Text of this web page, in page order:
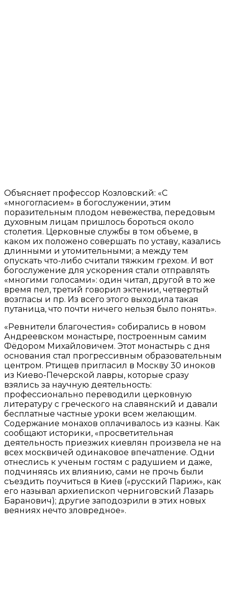
Объясняет профессор Козловский: «С
«многогласием» в богослужении, этим
поразительным плодом невежества, передовым
духовным лицам пришлось бороться около
столетия. Церковные службы в том объеме, в
каком их положено совершать по уставу, казались
длинными и утомительными; а между тем
опускать что-либо считали тяжким грехом. И вот
богослужение для ускорения стали отправлять
«многими голосами»: один читал, другой в то же
время пел, третий говорил эктении, четвертый
возгласы и пр. Из всего этого выходила такая
путаница, что почти ничего нельзя было понять».
«Ревнители благочестия» собирались в новом
Андреевском монастыре, построенным самим
Фёдором Михайловичем. Этот монастырь с дня
основания стал прогрессивным образовательным
центром. Ртищев пригласил в Москву 30 иноков
из Киево-Печерской лавры, которые сразу
взялись за научную деятельность:
профессионально переводили церковную
литературу с греческого на славянский и давали
бесплатные частные уроки всем желающим.
Содержание монахов оплачивалось из казны. Как
сообщают историки, «просветительная
деятельность приезжих киевлян произвела не на
всех москвичей одинаковое впечатление. Одни
отнеслись к ученым гостям с радушием и даже,
подчиняясь их влиянию, сами не прочь были
съездить поучиться в Киев («русский Париж», как
его называл архиепископ черниговский Лазарь
Баранович); другие заподозрили в этих новых
веяниях нечто зловредное».